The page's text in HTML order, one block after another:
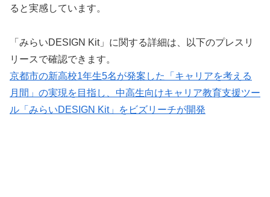
ると実感しています。
「みらいDESIGN Kit」に関する詳細は、以下のプレスリ
リースで確認できます。
京都市の新高校1年生5名が発案した「キャリアを考える
月間」の実現を目指し、中高生向けキャリア教育支援ツー
ル「みらいDESIGN Kit」をビズリーチが開発